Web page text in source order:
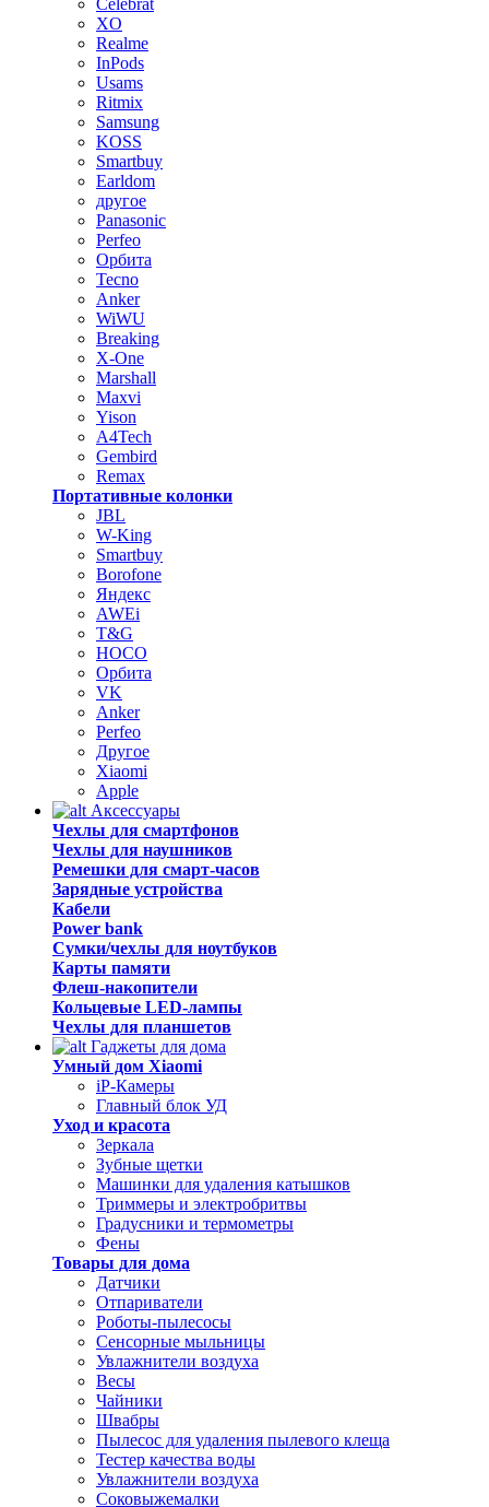
Celebrat
XO
Realme
InPods
Usams
Ritmix
Samsung
KOSS
Smartbuy
Earldom
другое
Panasonic
Perfeo
Орбита
Tecno
Anker
WiWU
Breaking
X-One
Marshall
Maxvi
Yison
A4Tech
Gembird
Remax
Портативные колонки
JBL
W-King
Smartbuy
Borofone
Яндекс
AWEi
T&G
HOCO
Орбита
VK
Anker
Perfeo
Другое
Xiaomi
Apple
Аксессуары
Чехлы для смартфонов
Чехлы для наушников
Ремешки для смарт-часов
Зарядные устройства
Кабели
Power bank
Сумки/чехлы для ноутбуков
Карты памяти
Флеш-накопители
Кольцевые LED-лампы
Чехлы для планшетов
Гаджеты для дома
Умный дом Xiaomi
iP-Камеры
Главный блок УД
Уход и красота
Зеркала
Зубные щетки
Машинки для удаления катышков
Триммеры и электробритвы
Градусники и термометры
Фены
Товары для дома
Датчики
Отпариватели
Роботы-пылесосы
Сенсорные мыльницы
Увлажнители воздуха
Весы
Чайники
Швабры
Пылесос для удаления пылевого клеща
Тестер качества воды
Увлажнители воздуха
Соковыжемалки